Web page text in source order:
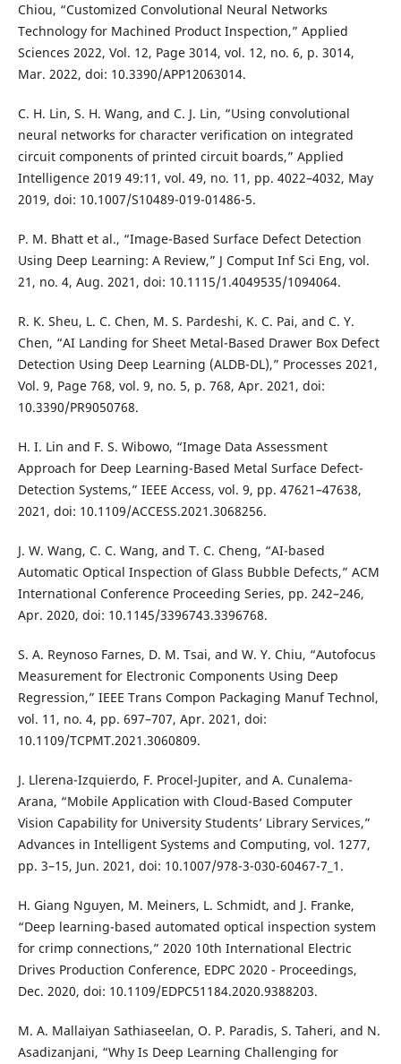
Chiou, “Customized Convolutional Neural Networks
Technology for Machined Product Inspection,” Applied
Sciences 2022, Vol. 12, Page 3014, vol. 12, no. 6, p. 3014,
Mar. 2022, doi: 10.3390/APP12063014.
C. H. Lin, S. H. Wang, and C. J. Lin, “Using convolutional
neural networks for character verification on integrated
circuit components of printed circuit boards,” Applied
Intelligence 2019 49:11, vol. 49, no. 11, pp. 4022–4032, May
2019, doi: 10.1007/S10489-019-01486-5.
P. M. Bhatt et al., “Image-Based Surface Defect Detection
Using Deep Learning: A Review,” J Comput Inf Sci Eng, vol.
21, no. 4, Aug. 2021, doi: 10.1115/1.4049535/1094064.
R. K. Sheu, L. C. Chen, M. S. Pardeshi, K. C. Pai, and C. Y.
Chen, “AI Landing for Sheet Metal-Based Drawer Box Defect
Detection Using Deep Learning (ALDB-DL),” Processes 2021,
Vol. 9, Page 768, vol. 9, no. 5, p. 768, Apr. 2021, doi:
10.3390/PR9050768.
H. I. Lin and F. S. Wibowo, “Image Data Assessment
Approach for Deep Learning-Based Metal Surface Defect-
Detection Systems,” IEEE Access, vol. 9, pp. 47621–47638,
2021, doi: 10.1109/ACCESS.2021.3068256.
J. W. Wang, C. C. Wang, and T. C. Cheng, “AI-based
Automatic Optical Inspection of Glass Bubble Defects,” ACM
International Conference Proceeding Series, pp. 242–246,
Apr. 2020, doi: 10.1145/3396743.3396768.
S. A. Reynoso Farnes, D. M. Tsai, and W. Y. Chiu, “Autofocus
Measurement for Electronic Components Using Deep
Regression,” IEEE Trans Compon Packaging Manuf Technol,
vol. 11, no. 4, pp. 697–707, Apr. 2021, doi:
10.1109/TCPMT.2021.3060809.
J. Llerena-Izquierdo, F. Procel-Jupiter, and A. Cunalema-
Arana, “Mobile Application with Cloud-Based Computer
Vision Capability for University Students’ Library Services,”
Advances in Intelligent Systems and Computing, vol. 1277,
pp. 3–15, Jun. 2021, doi: 10.1007/978-3-030-60467-7_1.
H. Giang Nguyen, M. Meiners, L. Schmidt, and J. Franke,
“Deep learning-based automated optical inspection system
for crimp connections,” 2020 10th International Electric
Drives Production Conference, EDPC 2020 - Proceedings,
Dec. 2020, doi: 10.1109/EDPC51184.2020.9388203.
M. A. Mallaiyan Sathiaseelan, O. P. Paradis, S. Taheri, and N.
Asadizanjani, “Why Is Deep Learning Challenging for